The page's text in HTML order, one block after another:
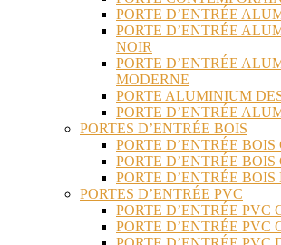
PORTE D’ENTRÉE
PORTE D’ENTRÉE
NOIR
PORTE D’ENTRÉE
MODERNE
PORTE ALUMINIUM
PORTE D’ENTRÉE
PORTES D’ENTRÉE BOIS
PORTE D’ENTRÉE BOIS
PORTE D’ENTRÉE BOIS
PORTE D’ENTRÉE
PORTES D’ENTRÉE PVC
PORTE D’ENTRÉE PVC
PORTE D’ENTRÉE PVC